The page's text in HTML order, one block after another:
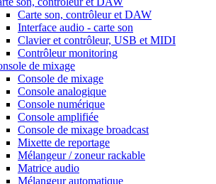
Carte son, contrôleur et DAW
Interface audio - carte son
Clavier et contrôleur, USB et MIDI
Contrôleur monitoring
de mixage
Console de mixage
Console analogique
Console numérique
Console amplifiée
Console de mixage broadcast
Mixette de reportage
Mélangeur / zoneur rackable
Matrice audio
Mélangeur automatique